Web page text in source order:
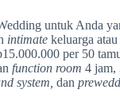
untuk Anda
intimate keluarga atau
per 50
function room 4 jam,
system, dan